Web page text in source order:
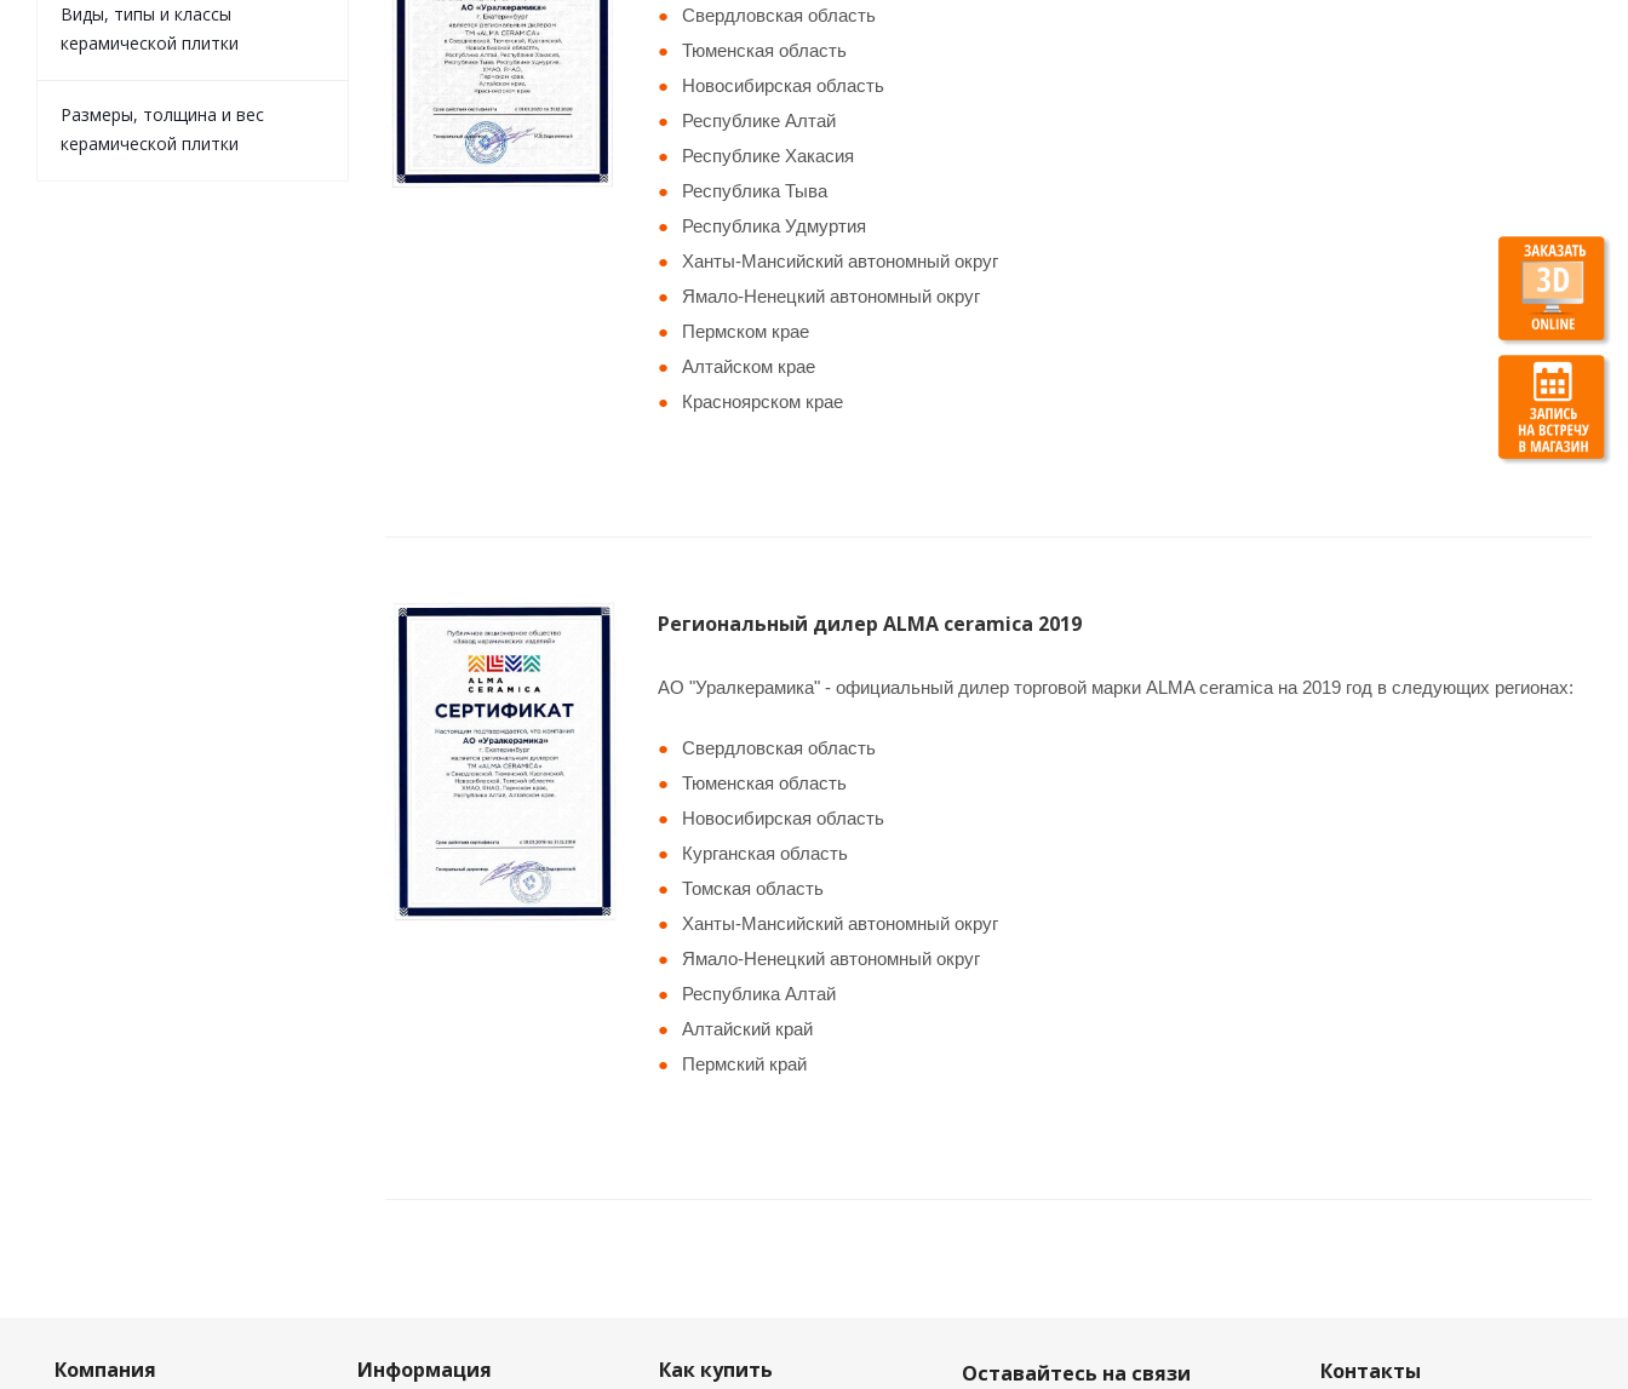
Свердловская область
Тюменская область
Новосибирская область
Республике Алтай
Республике Хакасия
Республика Тыва
Республика Удмуртия
Ханты-Мансийский автономный округ
Ямало-Ненецкий автономный округ
Пермском крае
Алтайском крае
Красноярском крае
Региональный дилер ALMA ceramica 2019
АО "Уралкерамика" - официальный дилер торговой марки ALMA ceramica на 2019 год в следующих регионах:
Свердловская область
Тюменская область
Новосибирская область
Курганская область
Томская область
Ханты-Мансийский автономный округ
Ямало-Ненецкий автономный округ
Республика Алтай
Алтайский край
Пермский край
Виды, типы и классы
керамической плитки
Размеры, толщина и вес
керамической плитки
Компания Информация Как купить Оставайтесь на связи Контакты